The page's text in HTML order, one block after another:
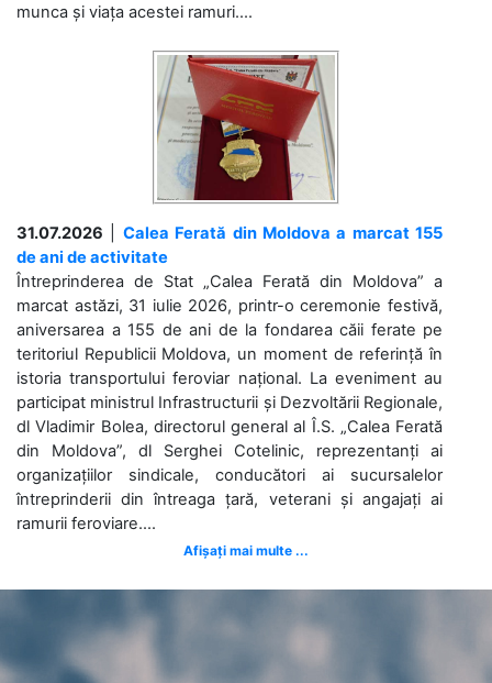
munca și viața acestei ramuri....
31.07.2026
Calea Ferată din Moldova a marcat 155
de ani de activitate
Întreprinderea de Stat „Calea Ferată din Moldova” a
marcat astăzi, 31 iulie 2026, printr-o ceremonie festivă,
aniversarea a 155 de ani de la fondarea căii ferate pe
teritoriul Republicii Moldova, un moment de referință în
istoria transportului feroviar național. La eveniment au
participat ministrul Infrastructurii și Dezvoltării Regionale,
dl Vladimir Bolea, directorul general al Î.S. „Calea Ferată
din Moldova”, dl Serghei Cotelinic, reprezentanți ai
organizațiilor sindicale, conducători ai sucursalelor
întreprinderii din întreaga țară, veterani și angajați ai
ramurii feroviare....
Afișați mai multe ...